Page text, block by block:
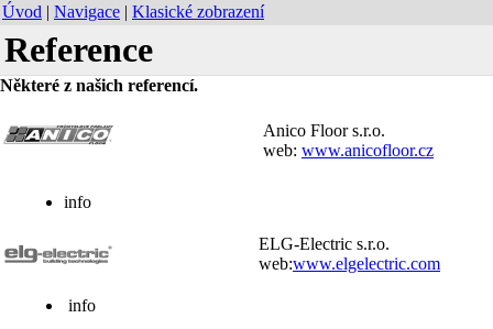
Úvod | Navigace | Klasické zobrazení
Reference
Některé z našich referencí.
Anico Floor s.r.o.
web: www.anicofloor.cz
info
ELG-Electric s.r.o.
web:www.elgelectric.com
info